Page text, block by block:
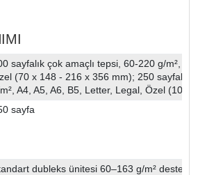
sayfalık çok amaçlı tepsi, 60-220 g/m²,
(70 x 148 - 216 x 356 mm); 250 sayfalık
A4, A5, A6, B5, Letter, Legal, Özel (105
sayfa
dubleks ünitesi 60–163 g/m²